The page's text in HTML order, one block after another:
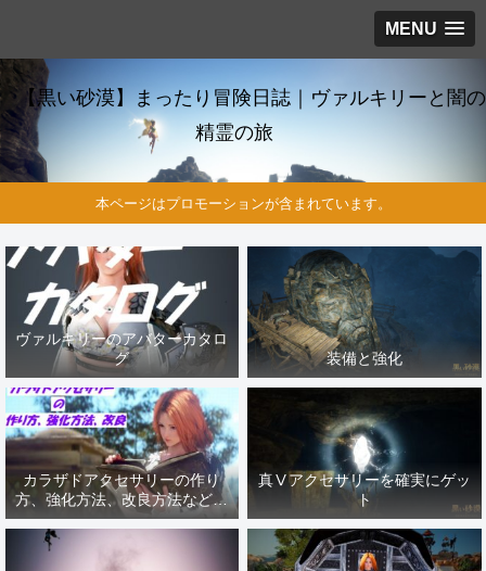
MENU
【黒い砂漠】まったり冒険日誌｜ヴァルキリーと闇の
精霊の旅
本ページはプロモーションが含まれています。
ヴァルキリーのアバターカタロ
グ
装備と強化
カラザドアクセサリーの作り
方、強化方法、改良方法などま
とめ【黒い砂漠冒険日誌１４１
真Ⅴアクセサリーを確実にゲッ
ト